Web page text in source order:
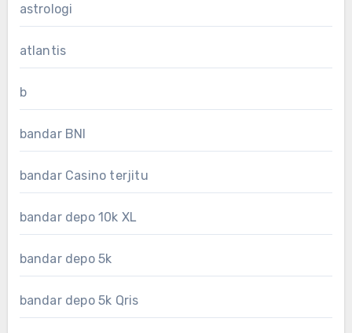
astrologi
atlantis
b
bandar BNI
bandar Casino terjitu
bandar depo 10k XL
bandar depo 5k
bandar depo 5k Qris